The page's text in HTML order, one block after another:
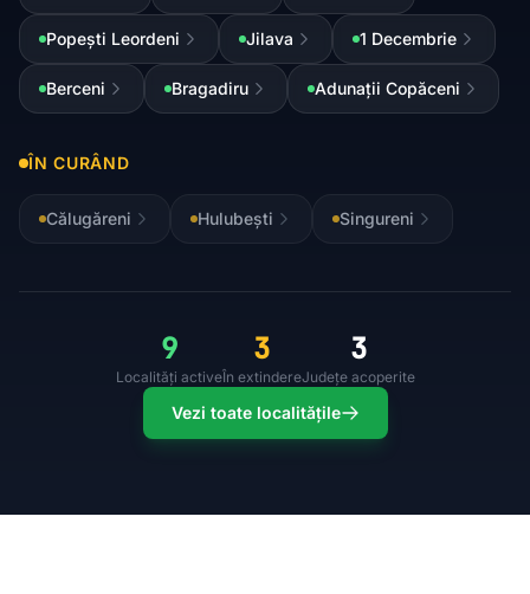
Popești Leordeni Jilava 1 Decembrie
Berceni Bragadiru Adunații Copăceni
ÎN CURÂND
Călugăreni Hulubești Singureni
9
Localități active
3
În extindere
3
Județe acoperite
Vezi toate localitățile